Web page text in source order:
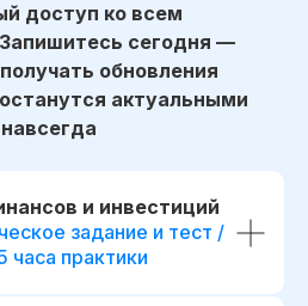
доступ ко всем
сегодня —
обновления
актуальными
и инвестиций
задание и тест /
часа практики